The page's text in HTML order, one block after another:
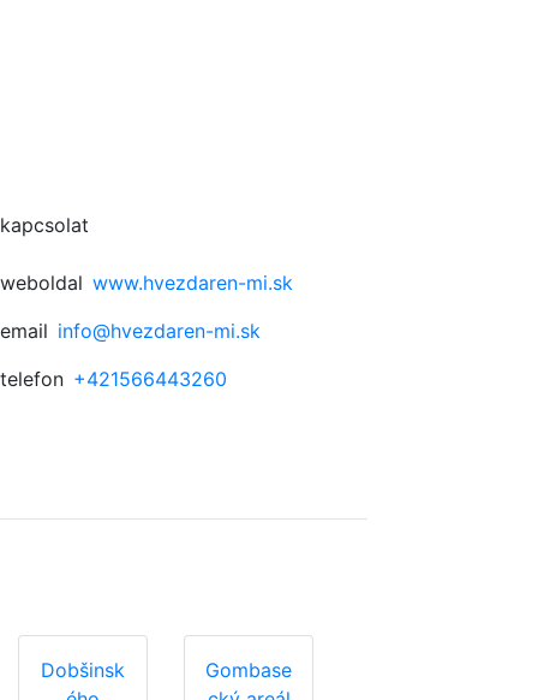
kapcsolat
weboldal www.hvezdaren-mi.sk
email info@hvezdaren-mi.sk
telefon +421566443260
Dobšinsk
Gombase